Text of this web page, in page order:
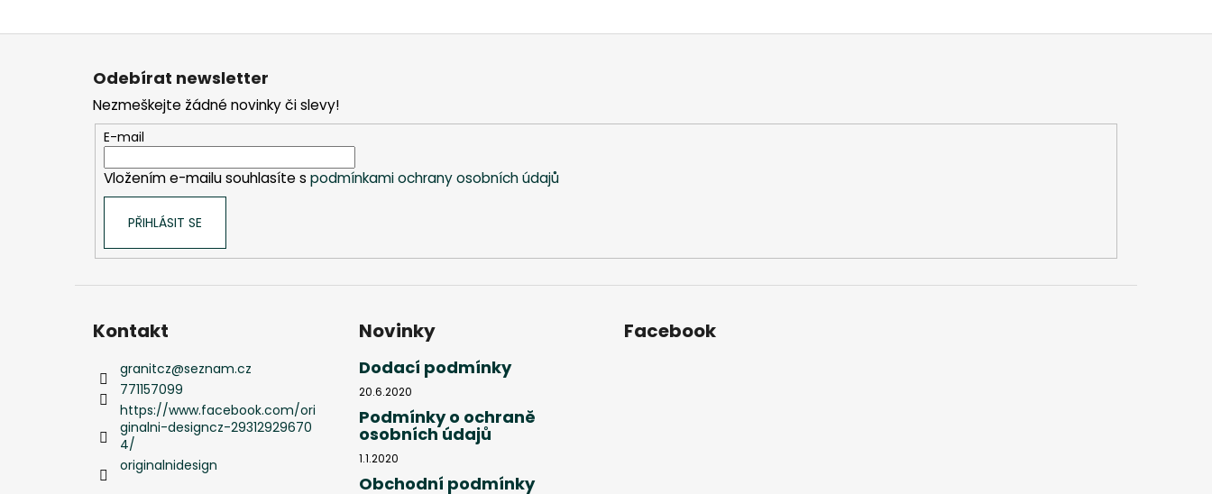
Z
Odebírat newsletter
Nezmeškejte žádné novinky či slevy!
E-mail
Vložením e-mailu souhlasíte s podmínkami ochrany osobních údajů
PŘIHLÁSIT SE
Kontakt
granitcz@seznam.cz
771157099
https://www.facebook.com/ori
ginalni-designcz-29312929670
4/
originalnidesign
Novinky
Dodací podmínky
20.6.2020
Podmínky o ochraně
osobních údajů
1.1.2020
Obchodní podmínky
Facebook